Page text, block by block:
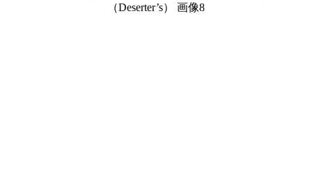
（Deserter’s） 画像8